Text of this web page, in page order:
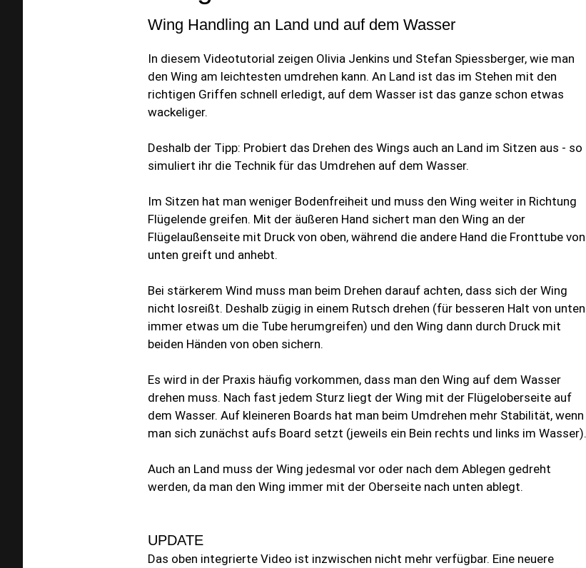
Wing Handling an Land und auf dem Wasser
In diesem Videotutorial zeigen Olivia Jenkins und Stefan Spiessberger, wie man
den Wing am leichtesten umdrehen kann. An Land ist das im Stehen mit den
richtigen Griffen schnell erledigt, auf dem Wasser ist das ganze schon etwas
wackeliger.
Deshalb der Tipp: Probiert das Drehen des Wings auch an Land im Sitzen aus - so
simuliert ihr die Technik für das Umdrehen auf dem Wasser.
Im Sitzen hat man weniger Bodenfreiheit und muss den Wing weiter in Richtung
Flügelende greifen. Mit der äußeren Hand sichert man den Wing an der
Flügelaußenseite mit Druck von oben, während die andere Hand die Fronttube von
unten greift und anhebt.
Bei stärkerem Wind muss man beim Drehen darauf achten, dass sich der Wing
nicht losreißt. Deshalb zügig in einem Rutsch drehen (für besseren Halt von unten
immer etwas um die Tube herumgreifen) und den Wing dann durch Druck mit
beiden Händen von oben sichern.
Es wird in der Praxis häufig vorkommen, dass man den Wing auf dem Wasser
drehen muss. Nach fast jedem Sturz liegt der Wing mit der Flügeloberseite auf
dem Wasser. Auf kleineren Boards hat man beim Umdrehen mehr Stabilität, wenn
man sich zunächst aufs Board setzt (jeweils ein Bein rechts und links im Wasser).
Auch an Land muss der Wing jedesmal vor oder nach dem Ablegen gedreht
werden, da man den Wing immer mit der Oberseite nach unten ablegt.
UPDATE
Das oben integrierte Video ist inzwischen nicht mehr verfügbar. Eine neuere